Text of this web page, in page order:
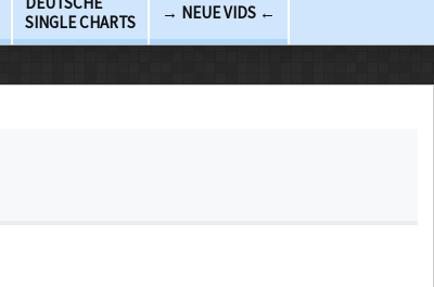
SINGLE CHARTS
→ NEUE VIDS ←